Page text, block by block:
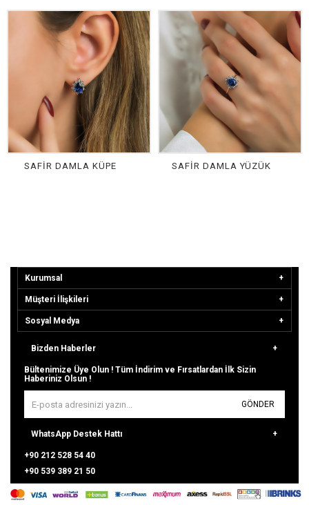
SAFİR DAMLA KÜPE SAFİR DAMLA YÜZÜK
Kurumsal
Müşteri İlişkileri
Sosyal Medya
Bizden Haberler
Bültenimize Üye Olun ! Tüm İndirim ve Fırsatlardan İlk Sizin
Haberiniz Olsun !
GÖNDER
WhatsApp Destek Hattı
+90 212 528 54 40
+90 539 389 21 50